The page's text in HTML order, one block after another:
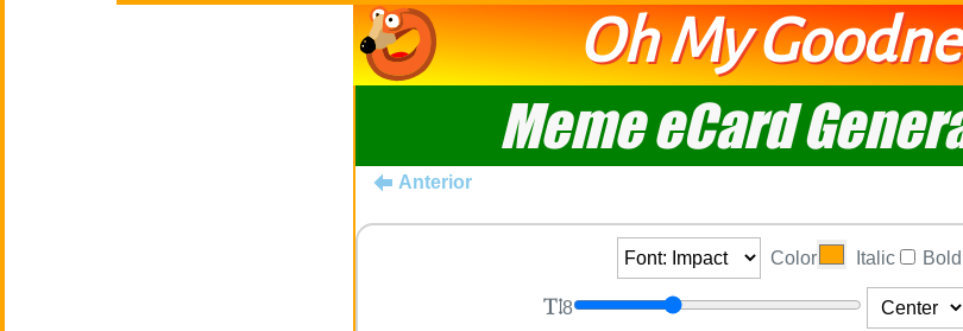
Oh My
Meme eCard
Anterior
Color Italic Bold
8